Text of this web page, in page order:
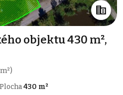
objektu 430 m²,
Plocha430 m²